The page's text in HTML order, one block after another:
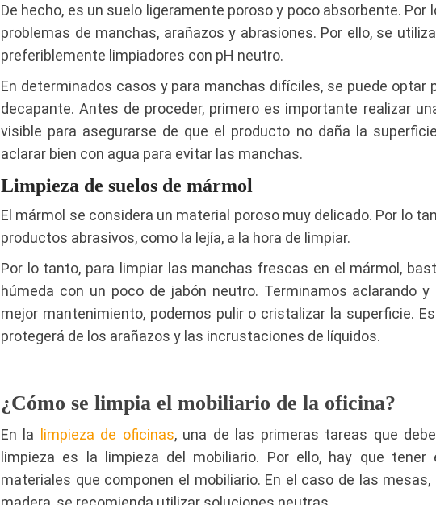
De hecho, es un suelo ligeramente poroso y poco absorbente. Por
problemas de manchas, arañazos y abrasiones. Por ello, se
preferiblemente limpiadores con pH neutro.
En determinados casos y para manchas difíciles, se puede optar
decapante. Antes de proceder, primero es importante realizar
visible para asegurarse de que el producto no daña la
aclarar bien con agua para evitar las manchas.
Limpieza de suelos de mármol
El mármol se considera un material poroso muy delicado. Por lo
productos abrasivos, como la lejía, a la hora de limpiar.
Por lo tanto, para limpiar las manchas frescas en el mármol,
húmeda con un poco de jabón neutro. Terminamos aclarando
mejor mantenimiento, podemos pulir o cristalizar la superficie.
protegerá de los arañazos y las incrustaciones de líquidos.
¿Cómo se limpia el mobiliario de la oficina?
En la limpieza de oficinas, una de las primeras tareas que
limpieza es la limpieza del mobiliario. Por ello, hay que tener
materiales que componen el mobiliario. En el caso de las